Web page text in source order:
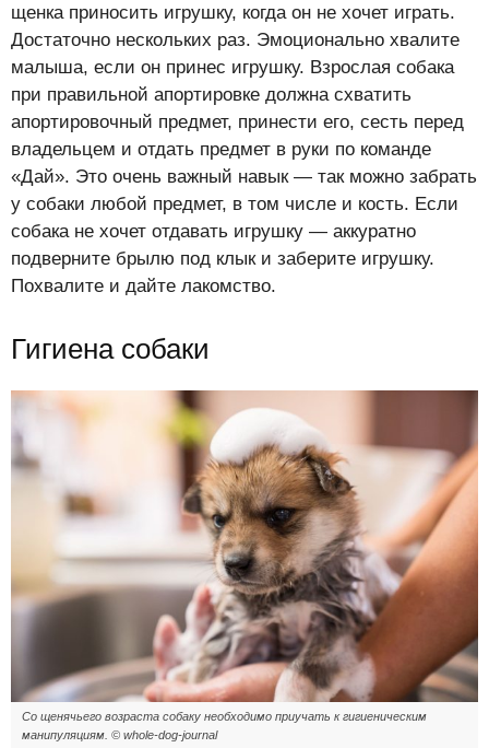
щенка приносить игрушку, когда он не хочет играть.
Достаточно нескольких раз. Эмоционально хвалите
малыша, если он принес игрушку. Взрослая собака
при правильной апортировке должна схватить
апортировочный предмет, принести его, сесть перед
владельцем и отдать предмет в руки по команде
«Дай». Это очень важный навык — так можно забрать
у собаки любой предмет, в том числе и кость. Если
собака не хочет отдавать игрушку — аккуратно
подверните брылю под клык и заберите игрушку.
Похвалите и дайте лакомство.
Гигиена собаки
Со щенячьего возраста собаку необходимо приучать к гигиеническим
манипуляциям. © whole-dog-journal